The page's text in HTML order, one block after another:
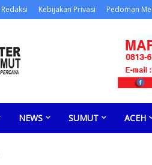
Redaksi Kebijakan Privasi Pedoman
NEWS SUMUT ACEH